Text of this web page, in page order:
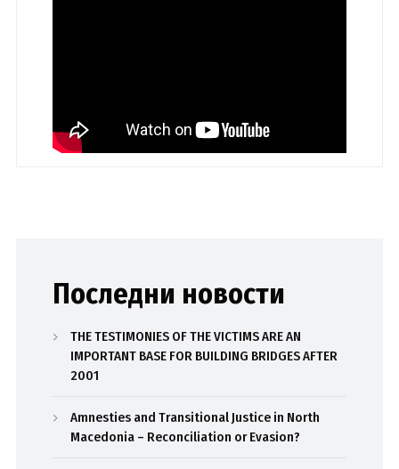
Последни новости
THE TESTIMONIES OF THE VICTIMS ARE AN
IMPORTANT BASE FOR BUILDING BRIDGES AFTER
2001
Amnesties and Transitional Justice in North
Macedonia – Reconciliation or Evasion?